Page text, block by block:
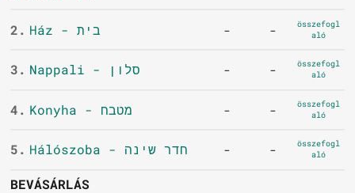
2. Ház - בית - -
összefogl
aló
3. Nappali - סלון - -
összefogl
aló
4. Konyha - מטבח - -
összefogl
aló
5. Hálószoba - חדר שינה - -
összefogl
aló
BEVÁSÁRLÁS